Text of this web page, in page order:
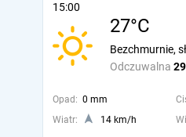
15:00
27°C
Odczuwalna
Bezchmurnie,
Opad: 0 mm
Wiatr:
14 km/h